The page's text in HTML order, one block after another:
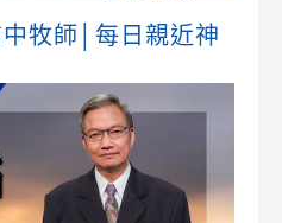
牧師│每日親近神